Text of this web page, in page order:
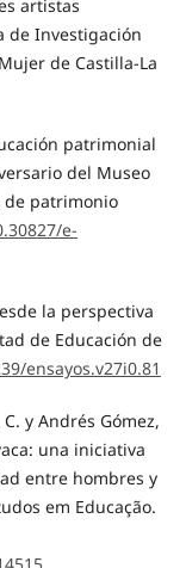
artistas
de Investigación
de Castilla-La
patrimonial
del Museo
de patrimonio
e-
la perspectiva
de Educación de
ensayos.v27i0.81
y Andrés Gómez,
una iniciativa
entre hombres y
em Educação.